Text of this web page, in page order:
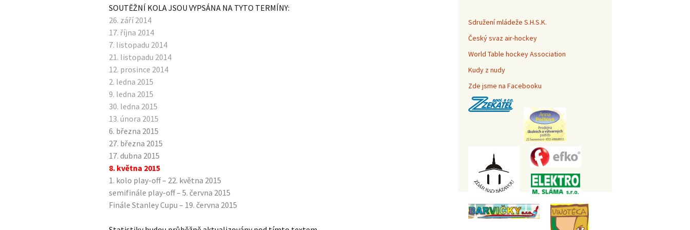
VÁNOČNÍ POHÁR 2011
SOUTĚŽNÍ KOLA JSOU VYPSÁNA NA TYTO TERMÍNY:
26. září 2014
17. října 2014
7. listopadu 2014
21. listopadu 2014
12. prosince 2014
2. ledna 2015
9. ledna 2015
30. ledna 2015
13. února 2015
6. března 2015
27. března 2015
17. dubna 2015
8. května 2015
1. kolo play-off – 22. května 2015
semifinále play-off – 5. června 2015
Finále Stanley Cupu – 19. června 2015
Sdružení mládeže S.H.S.K.
Český svaz air-hockey
World Table hockey Association
Kudy z nudy
Zde jsme na Facebooku